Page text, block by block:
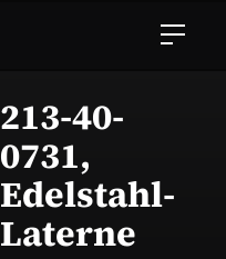
213-40-
0731,
Edelstahl-
Laterne